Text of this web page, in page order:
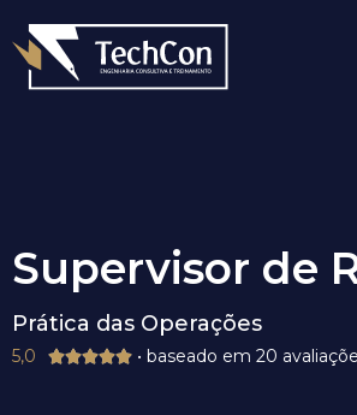
Supervisor de
Prática das Operações
5,0  • baseado em 20